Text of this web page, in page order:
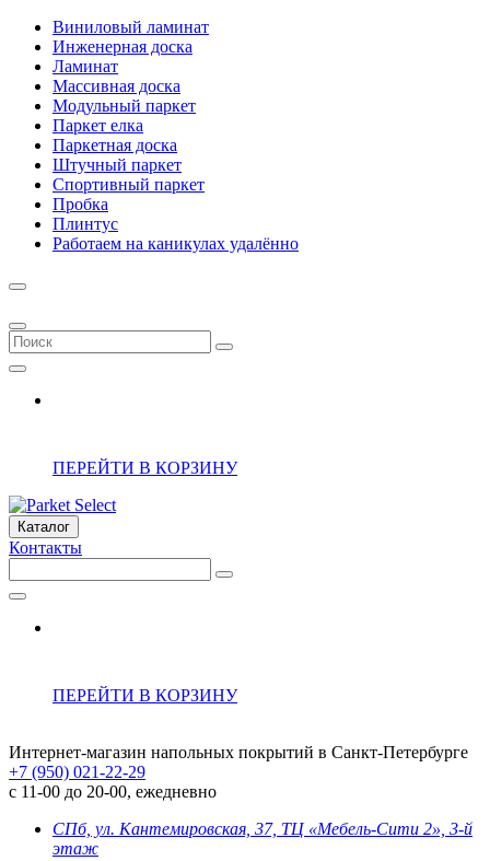
Виниловый ламинат
Инженерная доска
Ламинат
Массивная доска
Модульный паркет
Паркет елка
Паркетная доска
Штучный паркет
Спортивный паркет
Пробка
Плинтус
Работаем на каникулах удалённо
ПЕРЕЙТИ В КОРЗИНУ
Каталог
Контакты
ПЕРЕЙТИ В КОРЗИНУ
Интернет-магазин напольных покрытий в Санкт-Петербурге
+7 (950) 021-22-29
с 11-00 до 20-00, ежедневно
СПб, ул. Кантемировская, 37, ТЦ «Мебель-Сити 2», 3-й
этаж